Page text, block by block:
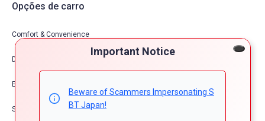
Important Notice
Beware of Scammers Impersonating S
BT Japan!
Opções de carro
Comfort & Convenience
Dress Up
Exterior
Safety